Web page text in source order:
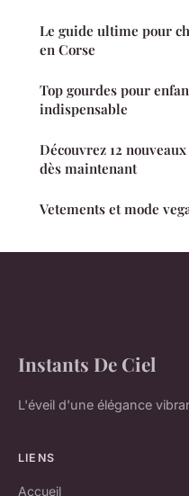
Le guide ultime pour
en Corse
Top gourdes pour
indispensable
Découvrez 12
dès maintenant
Vetements et mode
Instants De Ciel
L'éveil d'une élégance
LIENS
Accueil